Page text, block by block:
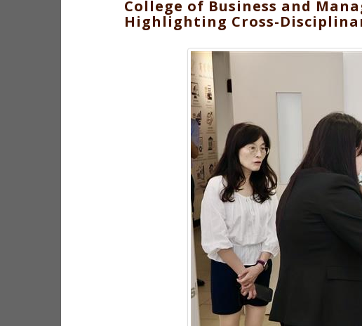
College of Business and
Highlighting Cross-